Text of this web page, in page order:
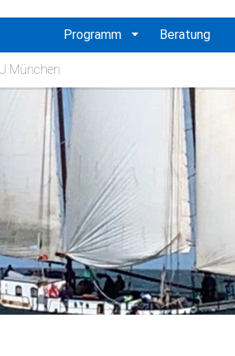
München
Programm Beratung